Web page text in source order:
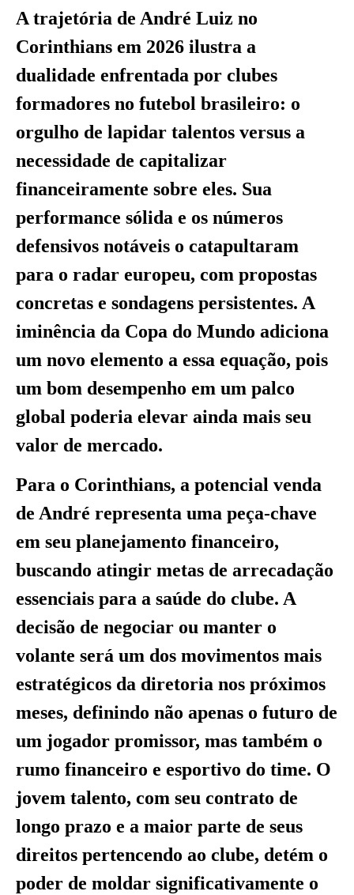
A trajetória de André Luiz no
Corinthians em 2026 ilustra a
dualidade enfrentada por clubes
formadores no futebol brasileiro: o
orgulho de lapidar talentos versus a
necessidade de capitalizar
financeiramente sobre eles. Sua
performance sólida e os números
defensivos notáveis o catapultaram
para o radar europeu, com propostas
concretas e sondagens persistentes. A
iminência da Copa do Mundo adiciona
um novo elemento a essa equação, pois
um bom desempenho em um palco
global poderia elevar ainda mais seu
valor de mercado.
Para o Corinthians, a potencial venda
de André representa uma peça-chave
em seu planejamento financeiro,
buscando atingir metas de arrecadação
essenciais para a saúde do clube. A
decisão de negociar ou manter o
volante será um dos movimentos mais
estratégicos da diretoria nos próximos
meses, definindo não apenas o futuro de
um jogador promissor, mas também o
rumo financeiro e esportivo do time. O
jovem talento, com seu contrato de
longo prazo e a maior parte de seus
direitos pertencendo ao clube, detém o
poder de moldar significativamente o